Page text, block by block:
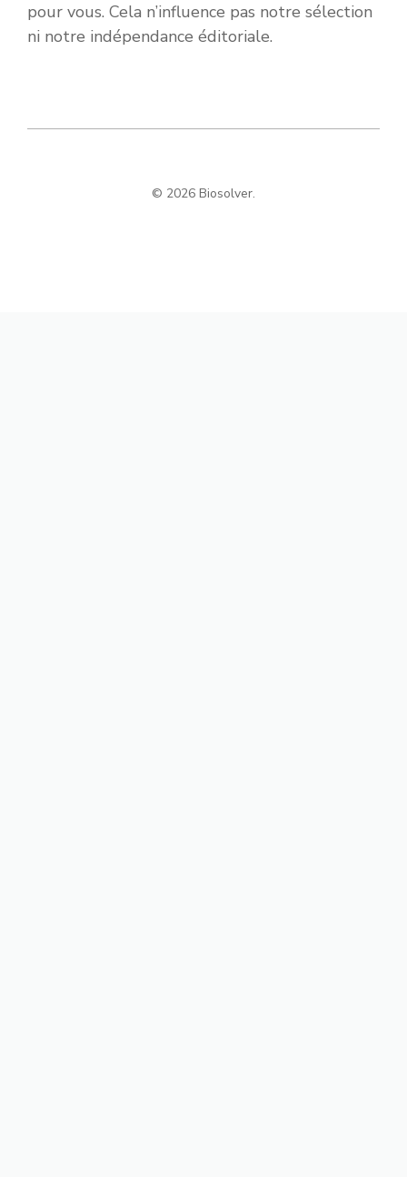
pour vous. Cela n’influence pas notre sélection
ni notre indépendance éditoriale.
© 2026 Biosolver.